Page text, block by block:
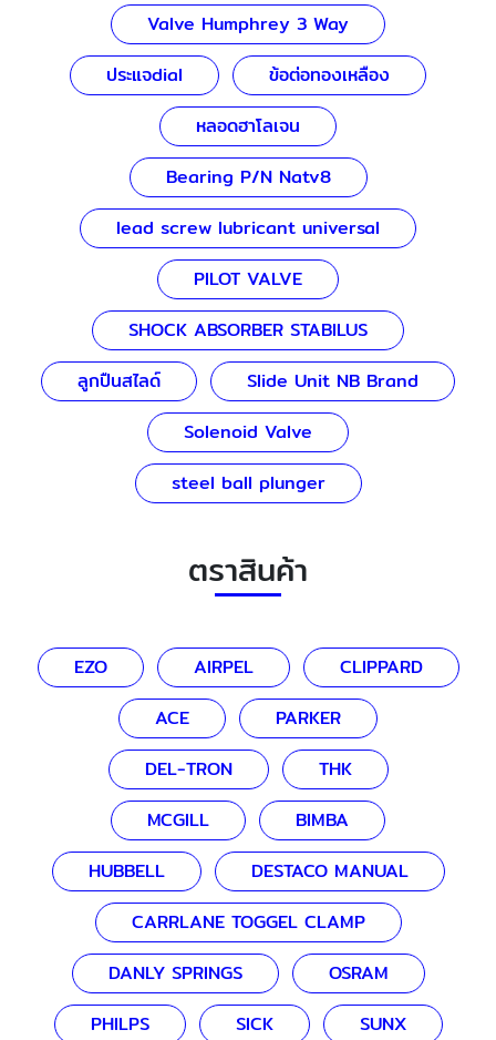
Valve Humphrey 3 Way
ประแจdial
ข้อต่อทองเหลือง
หลอดฮาโลเจน
Bearing P/N Natv8
lead screw lubricant universal
PILOT VALVE
SHOCK ABSORBER STABILUS
ลูกปืนสไลด์
Slide Unit NB Brand
Solenoid Valve
steel ball plunger
ตราสินค้า
EZO AIRPEL
CLIPPARD
ACE
PARKER
DEL-TRON
THK
MCGILL
BIMBA
HUBBELL
DESTACO MANUAL
CARRLANE TOGGEL CLAMP
DANLY SPRINGS
OSRAM
PHILPS
SICK
SUNX